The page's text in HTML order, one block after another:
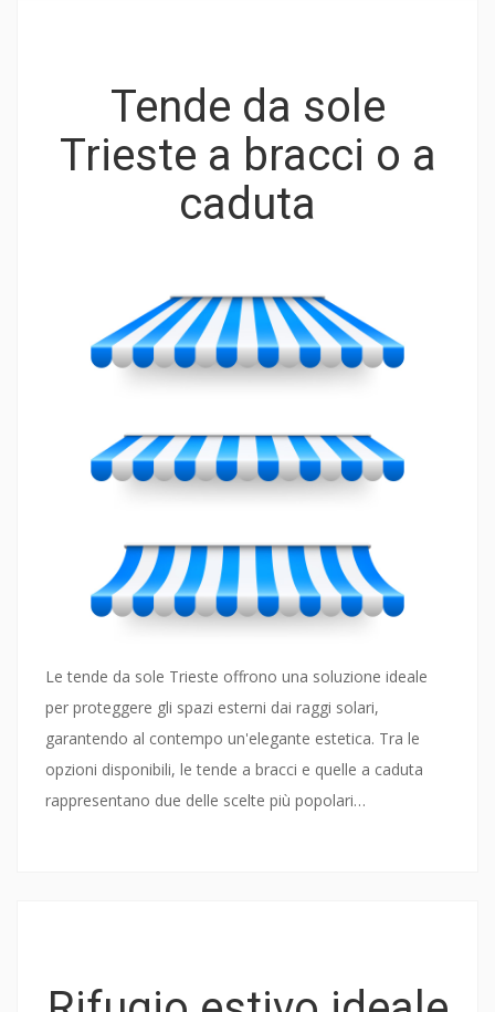
Tende da sole
Trieste a bracci o a
caduta
Le tende da sole Trieste offrono una soluzione ideale
per proteggere gli spazi esterni dai raggi solari,
garantendo al contempo un'elegante estetica. Tra le
opzioni disponibili, le tende a bracci e quelle a caduta
rappresentano due delle scelte più popolari…